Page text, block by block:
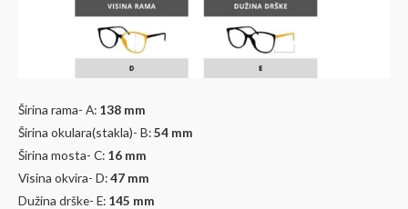
Širina rama- A: 138 mm
Širina okulara(stakla)- B:54 mm
Širina mosta- C: 16 mm
Visina okvira- D:47 mm
Dužina drške- E: 145 mm